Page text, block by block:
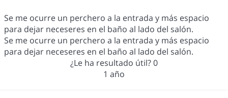
Se me ocurre un perchero a la entrada y más espacio
para dejar neceseres en el baño al lado del salón.
Se me ocurre un perchero a la entrada y más espacio
para dejar neceseres en el baño al lado del salón.
¿Le ha resultado útil?0
1 año